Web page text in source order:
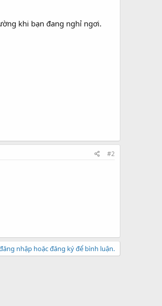
khi bạn đang nghỉ ngơi.
#2
nhập hoặc đăng ký để bình luận.